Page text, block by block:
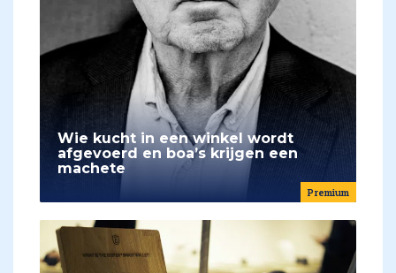
Premium
Wie kucht in een winkel wordt
afgevoerd en boa’s krijgen een
machete